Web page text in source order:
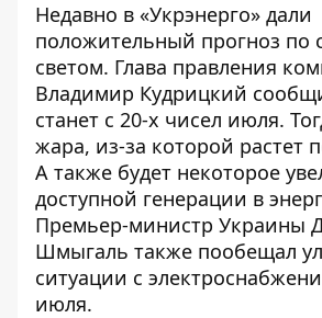
Недавно в «Укрэнерго» дали
положительный прогноз по
светом. Глава правления
Владимир Кудрицкий
станет с 20-х чисел июля.
жара, из-за которой растет
А также будет некоторое
доступной генерации в
Премьер-министр Украины
Шмыгаль также пообещал
ситуации с
июля.